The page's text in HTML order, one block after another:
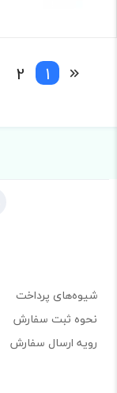
1
2
شیوه‌های پرداخت
نحوه ثبت سفارش
رویه ارسال سفارش